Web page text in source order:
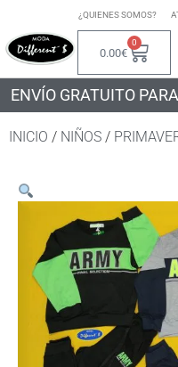
¿QUIENES SOMOS?
0.00€
0
ENVÍO GRATUITO
INICIO / NIÑOS /